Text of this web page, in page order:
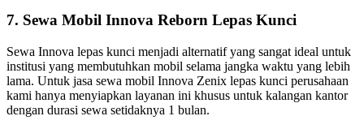
7. Sewa Mobil Innova Reborn Lepas Kunci
Sewa Innova lepas kunci menjadi alternatif yang sangat ideal untuk
institusi yang membutuhkan mobil selama jangka waktu yang lebih
lama. Untuk jasa sewa mobil Innova Zenix lepas kunci perusahaan
kami hanya menyiapkan layanan ini khusus untuk kalangan kantor
dengan durasi sewa setidaknya 1 bulan.